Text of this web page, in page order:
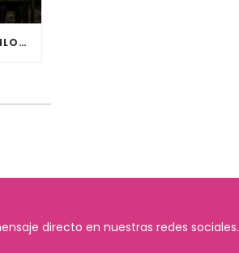
“EL TÍTERE QUE VE LOS HILOS”, 30 AÑOS DESPUÉS
directo en nuestras redes sociales.